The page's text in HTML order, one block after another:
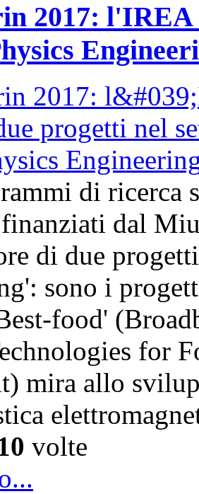
2017:
di ricerca
dal
di due
sono i
food'
for
mira allo
volte